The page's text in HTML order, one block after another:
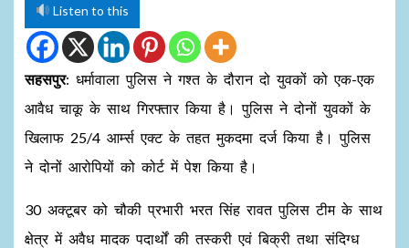
Listen to this
सहसपुर: धर्मावाला पुलिस ने गश्त के दौरान दो युवकों को एक-एक
आवैध चाकू के साथ गिरफ्तार किया है। पुलिस ने दोनों युवकों के
खिलाफ 25/4 आर्म्स एक्ट के तहत मुकदमा दर्ज किया है। पुलिस
ने दोनों आरोपियों को कोर्ट में पेश किया है।
30 अक्टूबर को चौकी प्रभारी भरत सिंह रावत पुलिस टीम के साथ
क्षेत्र में अवैध मादक पदार्थों की तस्करी एवं बिक्री तथा संदिग्ध